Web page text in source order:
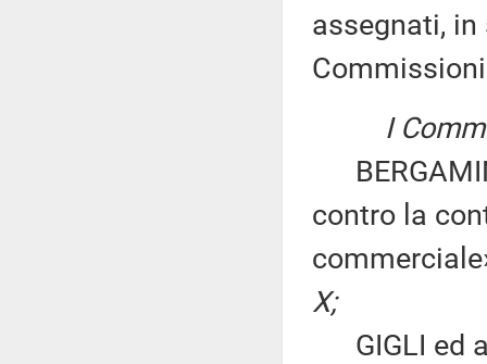
assegnati,
I
contro la
X;
GIGLI ed